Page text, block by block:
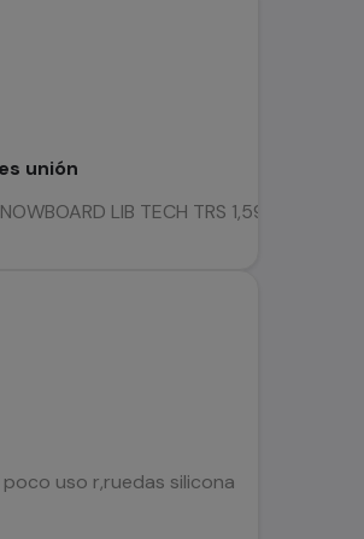
unión
LIB TECH TRS 1,59
uso r,ruedas silicona